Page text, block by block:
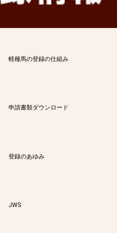
軽種馬の登録の仕組み
申請書類ダウンロード
登録のあゆみ
JWS